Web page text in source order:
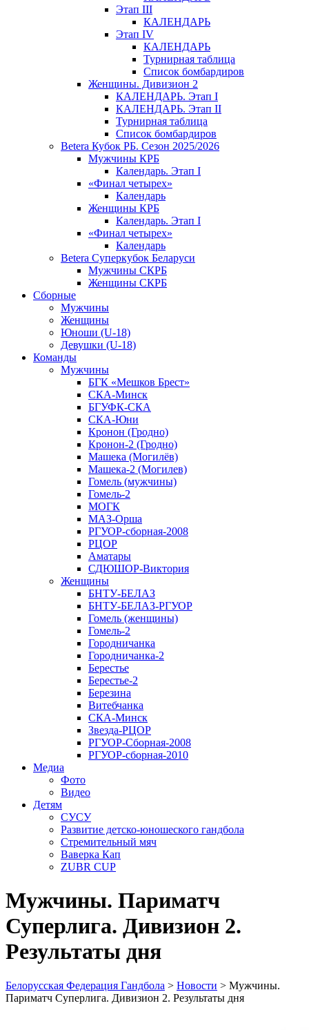
Этап III
КАЛЕНДАРЬ
Этап IV
КАЛЕНДАРЬ
Турнирная таблица
Список бомбардиров
Женщины. Дивизион 2
КАЛЕНДАРЬ. Этап I
КАЛЕНДАРЬ. Этап II
Турнирная таблица
Список бомбардиров
Betera Кубок РБ. Сезон 2025/2026
Мужчины КРБ
Календарь. Этап I
«Финал четырех»
Календарь
Женщины КРБ
Календарь. Этап I
«Финал четырех»
Календарь
Betera Суперкубок Беларуси
Мужчины СКРБ
Женщины СКРБ
Сборные
Мужчины
Женщины
Юноши (U-18)
Девушки (U-18)
Команды
Мужчины
БГК «Мешков Брест»
СКА-Минск
БГУФК-СКА
СКА-Юни
Кронон (Гродно)
Кронон-2 (Гродно)
Машека (Могилёв)
Машека-2 (Могилев)
Гомель (мужчины)
Гомель-2
МОГК
МАЗ-Орша
РГУОР-сборная-2008
РЦОР
Аматары
СДЮШОР-Виктория
Женщины
БНТУ-БЕЛАЗ
БНТУ-БЕЛАЗ-РГУОР
Гомель (женщины)
Гомель-2
Городничанка
Городничанка-2
Берестье
Берестье-2
Березина
Витебчанка
СКА-Минск
Звезда-РЦОР
РГУОР-Сборная-2008
РГУОР-сборная-2010
Медиа
Фото
Видео
Детям
СУСУ
Развитие детско-юношеского гандбола
Стремительный мяч
Ваверка Кап
ZUBR CUP
Мужчины. Париматч
Суперлига. Дивизион 2.
Результаты дня
Белорусская Федерация Гандбола > Новости > Мужчины.
Париматч Суперлига. Дивизион 2. Результаты дня